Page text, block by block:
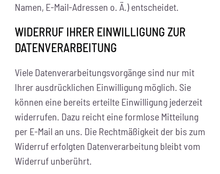
Namen, E-Mail-Adressen o. Ä.) entscheidet.
WIDERRUF IHRER EINWILLIGUNG ZUR
DATENVERARBEITUNG
Viele Datenverarbeitungsvorgänge sind nur mit
Ihrer ausdrücklichen Einwilligung möglich. Sie
können eine bereits erteilte Einwilligung jederzeit
widerrufen. Dazu reicht eine formlose Mitteilung
per E-Mail an uns. Die Rechtmäßigkeit der bis zum
Widerruf erfolgten Datenverarbeitung bleibt vom
Widerruf unberührt.